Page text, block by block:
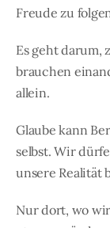
Freude zu
Es geht darum,
brauchen
allein.
Glaube kann
selbst. Wir
unsere Realität
Nur dort, wo